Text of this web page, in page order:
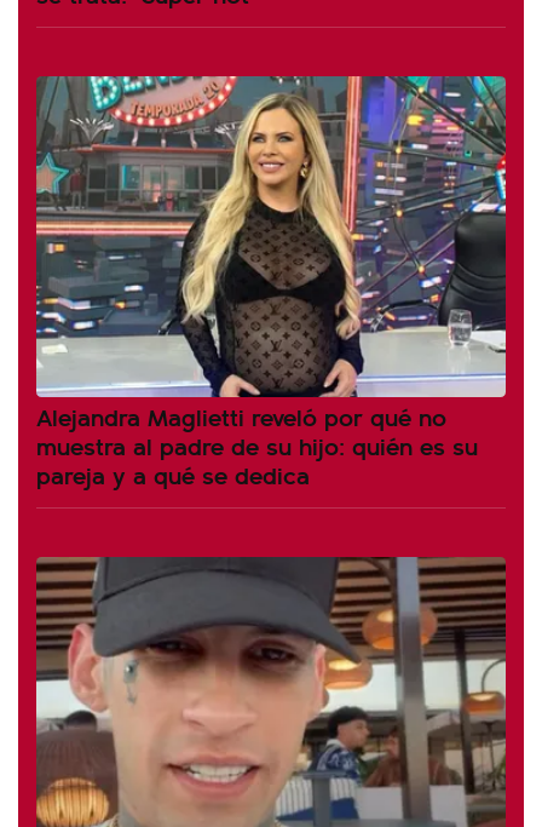
Alejandra Maglietti reveló por qué no
muestra al padre de su hijo: quién es su
pareja y a qué se dedica